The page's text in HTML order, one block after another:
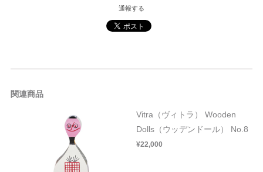
通報する
関連商品
Vitra（ヴィトラ） Wooden
Dolls（ウッデンドール） No.8
¥22,000